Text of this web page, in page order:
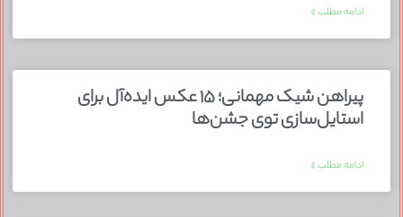
ادامه مطلب »
پیراهن شیک مهمانی؛ ۱۵ عکس ایده‌آل برای
استایل‌سازی توی جشن‌ها
ادامه مطلب »